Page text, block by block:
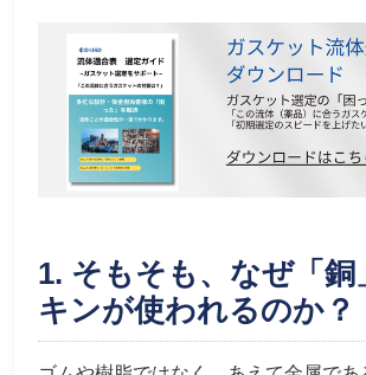
1. そもそも、なぜ「銅
キンが使われるのか？